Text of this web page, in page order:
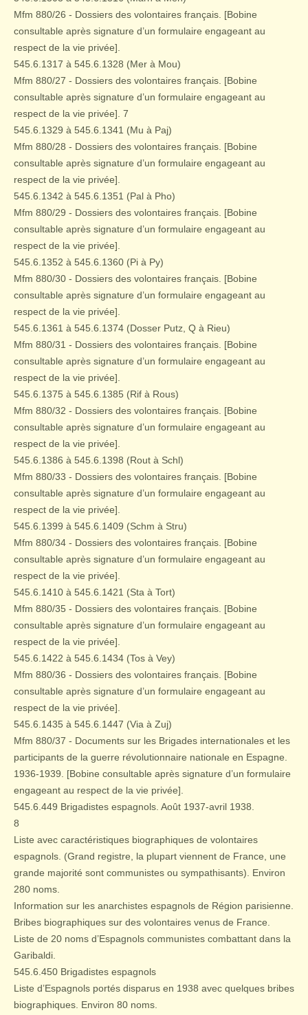
Mfm 880/26 - Dossiers des volontaires français. [Bobine
consultable après signature d’un formulaire engageant au
respect de la vie privée].
545.6.1317 à 545.6.1328 (Mer à Mou)
Mfm 880/27 - Dossiers des volontaires français. [Bobine
consultable après signature d’un formulaire engageant au
respect de la vie privée]. 7
545.6.1329 à 545.6.1341 (Mu à Paj)
Mfm 880/28 - Dossiers des volontaires français. [Bobine
consultable après signature d’un formulaire engageant au
respect de la vie privée].
545.6.1342 à 545.6.1351 (Pal à Pho)
Mfm 880/29 - Dossiers des volontaires français. [Bobine
consultable après signature d’un formulaire engageant au
respect de la vie privée].
545.6.1352 à 545.6.1360 (Pi à Py)
Mfm 880/30 - Dossiers des volontaires français. [Bobine
consultable après signature d’un formulaire engageant au
respect de la vie privée].
545.6.1361 à 545.6.1374 (Dosser Putz, Q à Rieu)
Mfm 880/31 - Dossiers des volontaires français. [Bobine
consultable après signature d’un formulaire engageant au
respect de la vie privée].
545.6.1375 à 545.6.1385 (Rif à Rous)
Mfm 880/32 - Dossiers des volontaires français. [Bobine
consultable après signature d’un formulaire engageant au
respect de la vie privée].
545.6.1386 à 545.6.1398 (Rout à Schl)
Mfm 880/33 - Dossiers des volontaires français. [Bobine
consultable après signature d’un formulaire engageant au
respect de la vie privée].
545.6.1399 à 545.6.1409 (Schm à Stru)
Mfm 880/34 - Dossiers des volontaires français. [Bobine
consultable après signature d’un formulaire engageant au
respect de la vie privée].
545.6.1410 à 545.6.1421 (Sta à Tort)
Mfm 880/35 - Dossiers des volontaires français. [Bobine
consultable après signature d’un formulaire engageant au
respect de la vie privée].
545.6.1422 à 545.6.1434 (Tos à Vey)
Mfm 880/36 - Dossiers des volontaires français. [Bobine
consultable après signature d’un formulaire engageant au
respect de la vie privée].
545.6.1435 à 545.6.1447 (Via à Zuj)
Mfm 880/37 - Documents sur les Brigades internationales et les
participants de la guerre révolutionnaire nationale en Espagne.
1936-1939. [Bobine consultable après signature d’un formulaire
engageant au respect de la vie privée].
545.6.449 Brigadistes espagnols. Août 1937-avril 1938.
8
Liste avec caractéristiques biographiques de volontaires
espagnols. (Grand registre, la plupart viennent de France, une
grande majorité sont communistes ou sympathisants). Environ
280 noms.
Information sur les anarchistes espagnols de Région parisienne.
Bribes biographiques sur des volontaires venus de France.
Liste de 20 noms d’Espagnols communistes combattant dans la
Garibaldi.
545.6.450 Brigadistes espagnols
Liste d’Espagnols portés disparus en 1938 avec quelques bribes
biographiques. Environ 80 noms.